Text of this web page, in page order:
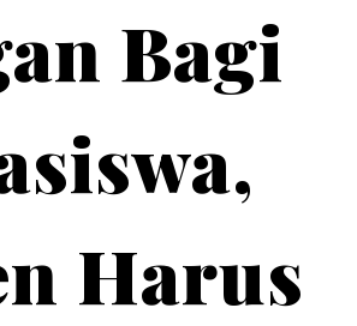
Bagi
Harus